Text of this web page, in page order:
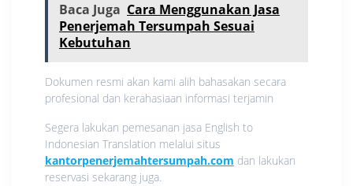
Baca Juga Cara Menggunakan Jasa
Penerjemah Tersumpah Sesuai
Kebutuhan
Dokumen resmi akan kami alih bahasakan secara
profesional dan kerahasiaan informasi terjamin
Segera lakukan pemesanan jasa English to
Indonesian Translation melalui situs
kantorpenerjemahtersumpah.com dan lakukan
reservasi sekarang juga.